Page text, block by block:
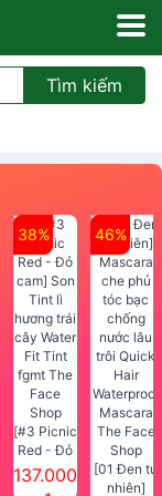
Tìm kiếm
38%
[#3 Picnic
Red - Đỏ
cam] Son
137.000
46%
[01 Đen tự
nhiên]